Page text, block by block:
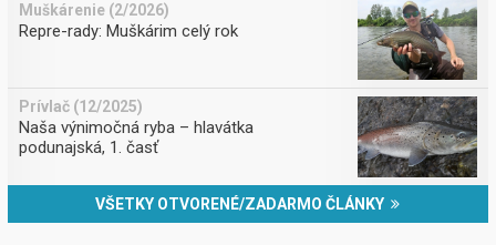
Muškárenie (2/2026)
Repre-rady: Muškárim celý rok
Prívlač (12/2025)
Naša výnimočná ryba – hlavátka
podunajská, 1. časť
VŠETKY OTVORENÉ/ZADARMO ČLÁNKY